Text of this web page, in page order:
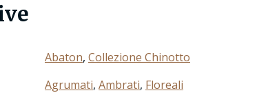
Abaton, Collezione Chinotto
Agrumati, Ambrati, Floreali